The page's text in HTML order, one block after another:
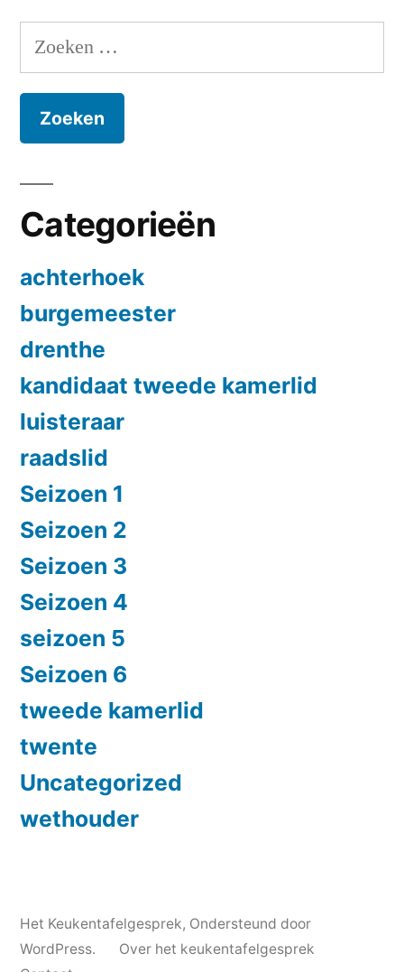
Haverkamp,
van
Zoeken
naar:
Categorieën
achterhoek
burgemeester
drenthe
kandidaat tweede kamerlid
luisteraar
raadslid
Seizoen 1
Seizoen 2
Seizoen 3
Seizoen 4
seizoen 5
Seizoen 6
tweede kamerlid
twente
Uncategorized
wethouder
Het Keukentafelgesprek, Ondersteund door
WordPress.
Over het keukentafelgesprek